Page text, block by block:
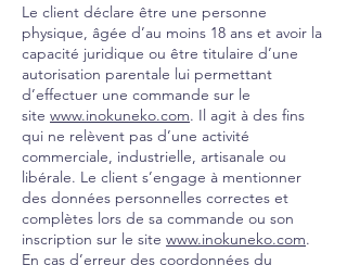
Le client déclare être une personne
physique, âgée d’au moins 18 ans et avoir la
capacité juridique ou être titulaire d’une
autorisation parentale lui permettant
d’effectuer une commande sur le
site www.inokuneko.com. Il agit à des fins
qui ne relèvent pas d’une activité
commerciale, industrielle, artisanale ou
libérale. Le client s’engage à mentionner
des données personnelles correctes et
complètes lors de sa commande ou son
inscription sur le site www.inokuneko.com.
En cas d’erreur des coordonnées du